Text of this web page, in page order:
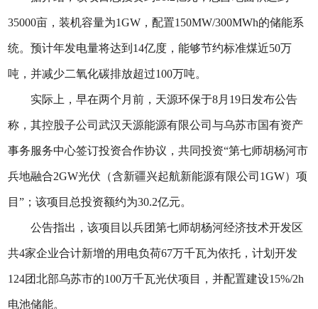
35000亩，装机容量为1GW，配置150MW/300MWh的储能系
统。预计年发电量将达到14亿度，能够节约标准煤近50万
吨，并减少二氧化碳排放超过100万吨。
实际上，早在两个月前，天源环保于8月19日发布公告
称，其控股子公司武汉天源能源有限公司与乌苏市国有资产
事务服务中心签订投资合作协议，共同投资“第七师胡杨河市
兵地融合2GW光伏（含新疆兴起航新能源有限公司1GW）项
目”；该项目总投资额约为30.2亿元。
公告指出，该项目以兵团第七师胡杨河经济技术开发区
共4家企业合计新增的用电负荷67万千瓦为依托，计划开发
124团北部乌苏市的100万千瓦光伏项目，并配置建设15%/2h
电池储能。